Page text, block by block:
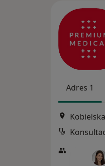
Adres 1